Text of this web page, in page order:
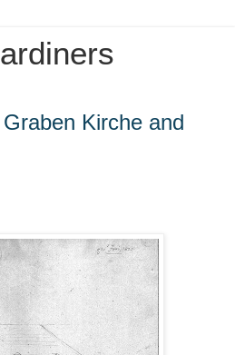
Kirche and